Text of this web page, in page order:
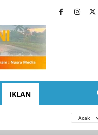
IKLAN
Acak